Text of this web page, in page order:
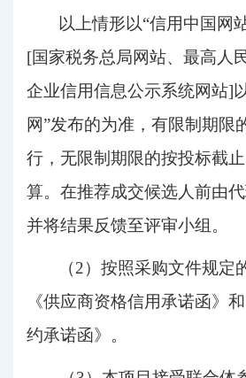
以上情形以“信用中国网
[国家税务总局网站、最高人
企业信用信息公示系统网站]
网”发布的为准，有限制期限
行，无限制期限的按投标截
算。在推荐成交候选人前由
并将结果反馈至评审小组。
（2）按照采购文件规定
《供应商资格信用承诺函》
约承诺函》。